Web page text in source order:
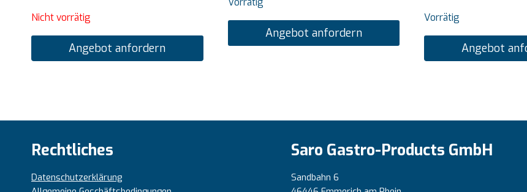
Nicht vorrätig
Angebot anfordern
Angebot anfordern
Vorrätig
Angebot
Rechtliches
Datenschutzerklärung
Saro Gastro-Products GmbH
Sandbahn 6